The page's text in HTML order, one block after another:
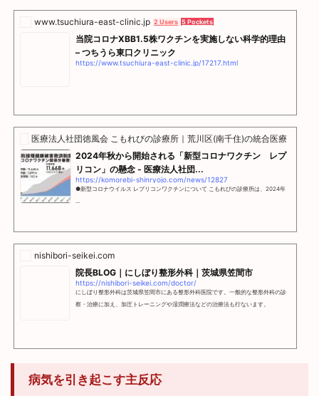
www.tsuchiura-east-clinic.jp 2 Users 5 Pockets
当院コロナXBB1.5株ワクチンを実施しない科学的理由
– つちうら東口クリニック
https://www.tsuchiura-east-clinic.jp/17217.html
医療法人社団徳風会 こもれびの診療所｜荒川区(南千住)の統合医療クリニ
2024年秋から開始される「新型コロナワクチン レプ
リコン」の懸念 - 医療法人社団...
https://komorebi-shinryojo.com/news/12827
●新型コロナウイルス レプリコンワクチンについて こもれびの診療所は、2024年
nishibori-seikei.com
院長BLOG｜にしぼり整形外科｜茨城県笠間市
https://nishibori-seikei.com/doctor/
にしぼり整形外科は茨城県笠間市にある整形外科医院です。一般的な整形外科の診
察・治療に加え、加圧トレーニングや湿潤療法などの治療法も行ないます。
病気を引き起こす主反応